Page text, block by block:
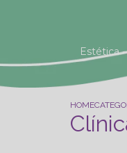
Estética
HOME